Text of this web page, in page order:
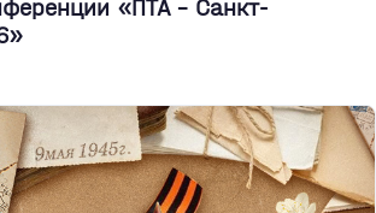
«ПТА – Санкт-